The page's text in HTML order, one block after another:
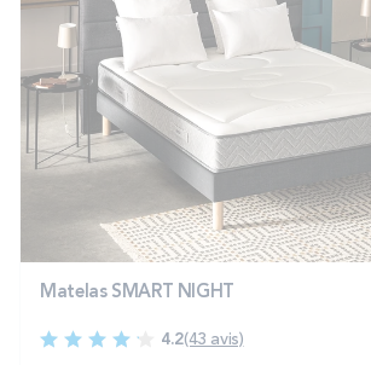
Matelas SMART NIGHT
4.2(43 avis)